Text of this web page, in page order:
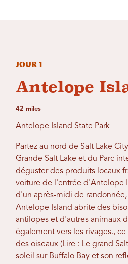
Jour 1
Antelope
42 miles
Antelope Island State Park
Partez au nord de Salt Lake
Grande Salt Lake et du Parc
déguster des produits locaux
voiture de l'entrée d'Antelope
d'un après-midi de
Antelope Island abrite des
antilopes et d'autres animaux
également vers les rivages.,
des oiseaux (Lire : Le grand
soleil sur Buffalo Bay et son